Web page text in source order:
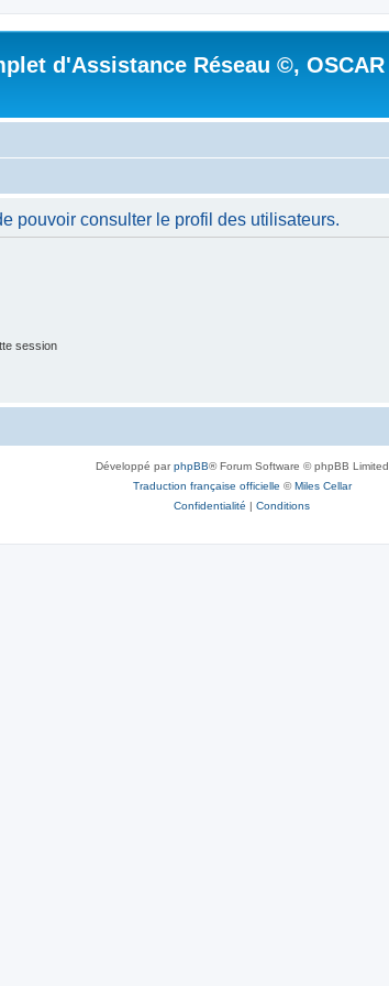
d'Assistance Réseau ©, OSCAR
pouvoir consulter le profil des utilisateurs.
session
Développé parphpBB® Forum Software © phpBB Limited
Traduction française officielle ©Miles Cellar
Confidentialité | Conditions